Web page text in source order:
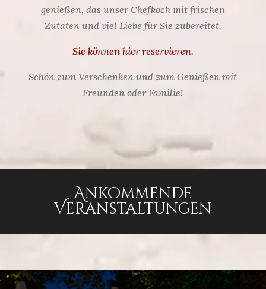
genießen, das unser Chefkoch mit frischen
Zutaten und viel Liebe für Sie zubereitet.
Sie können hier reservieren.
Schön zum Verschenken und zum Genießen mit
Freunden oder Familie!
Ankommende
Veranstaltungen